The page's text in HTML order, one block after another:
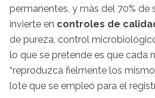
permanentes, y más del 70% de
invierte en controles de
de pureza, control
lo que se pretende es que cada
“reproduzca fielmente los
lote que se empleó para el